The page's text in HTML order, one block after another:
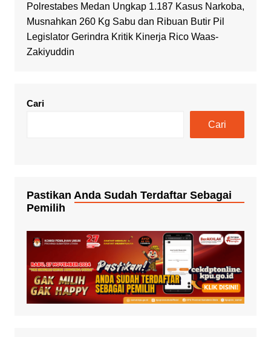
Polrestabes Medan Ungkap 1.187 Kasus Narkoba,
Musnahkan 260 Kg Sabu dan Ribuan Butir Pil
Legislator Gerindra Kritik Kinerja Rico Waas-
Zakiyuddin
Cari
Cari
Pastikan Anda Sudah Terdaftar Sebagai
Pemilih